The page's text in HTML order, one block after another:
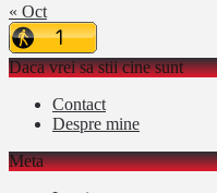
« Oct
Daca vrei sa stii cine sunt
Contact
Despre mine
Meta